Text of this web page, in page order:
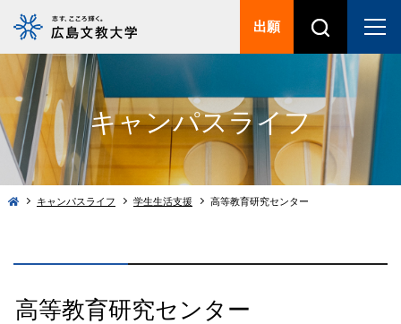
キャンパスライフ
キャンパスライフ 学生生活支援 高等教育研究センター
高等教育研究センター
出願